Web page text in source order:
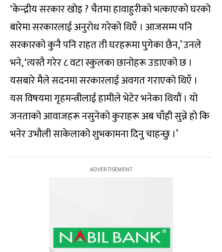
‘केन्द्रीय सरकार खोइ ? चैतमा हावाहुरीको भत्काएको घरको
बारेमा सरकारलाई अनुरोध गरेको थिएँ । आजसम्म पनि
सरकारको कुनै पनि राहत ती घरहरूमा पुगेका छैन,’ उनले
भने, ‘त्यस्तै गरेर ८ वटा स्कुलका छानोहरू उडाएको छ ।
यसबारे मैले सदनमा सरकारलाई अवगत गराएको थिएँ ।
यस विषयमा गृहमन्त्रीलाई हामीले भेटेर भनेका थियौं । यो
जनताको आवाजहरू नसुनेको कुराहरू अब चाँही सुन्ने हो कि
भनेर उभौली साकेलाको शुभकामना दिनु चाहन्छु ।’